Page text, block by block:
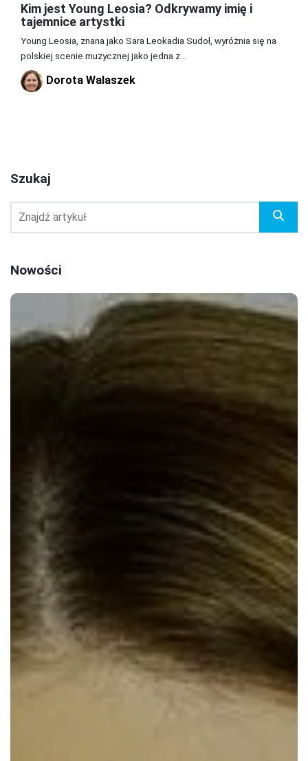
Kim jest Young Leosia? Odkrywamy imię i
tajemnice artystki
Young Leosia, znana jako Sara Leokadia Sudoł, wyróżnia się na
polskiej scenie muzycznej jako jedna z...
Dorota Walaszek
Szukaj
Nowości